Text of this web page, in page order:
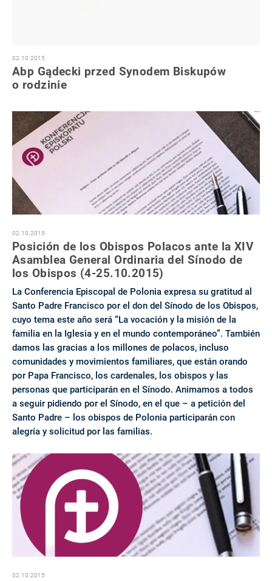
02.10.2015
Abp Gądecki przed Synodem Biskupów
o rodzinie
02.10.2015
Posición de los Obispos Polacos ante la XIV
Asamblea General Ordinaria del Sínodo de
los Obispos (4-25.10.2015)
La Conferencia Episcopal de Polonia expresa su gratitud al
Santo Padre Francisco por el don del Sínodo de los Obispos,
cuyo tema este año será “La vocación y la misión de la
familia en la Iglesia y en el mundo contemporáneo”. También
damos las gracias a los millones de polacos, incluso
comunidades y movimientos familiares, que están orando
por Papa Francisco, los cardenales, los obispos y las
personas que participarán en el Sínodo. Animamos a todos
a seguir pidiendo por el Sínodo, en el que – a petición del
Santo Padre – los obispos de Polonia participarán con
alegría y solicitud por las familias.
02.10.2015